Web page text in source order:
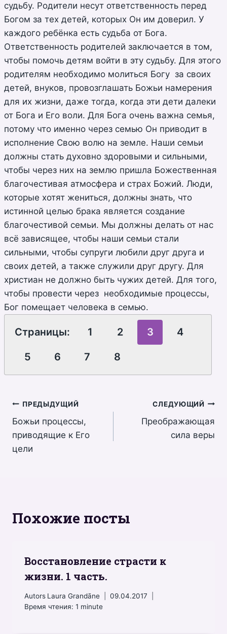
судьбу. Родители несут ответственность перед
Богом за тех детей, которых Он им доверил. У
каждого ребёнка есть судьба от Бога.
Ответственность родителей заключается в том,
чтобы помочь детям войти в эту судьбу. Для этого
родителям необходимо молиться Богу за своих
детей, внуков, провозглашать Божьи намерения
для их жизни, даже тогда, когда эти дети далеки
от Бога и Его воли. Для Бога очень важна семья,
потому что именно через семью Он приводит в
исполнение Свою волю на земле. Наши семьи
должны стать духовно здоровыми и сильными,
чтобы через них на землю пришла Божественная
благочестивая атмосфера и страх Божий. Люди,
которые хотят жениться, должны знать, что
истинной целью брака является создание
благочестивой семьи. Мы должны делать от нас
всё зависящее, чтобы наши семьи стали
сильными, чтобы супруги любили друг друга и
своих детей, а также служили друг другу. Для
христиан не должно быть чужих детей. Для того,
чтобы провести через необходимые процессы,
Бог помещает человека в семью.
Страницы: 1 2 3 4
5 6 7 8
Навигация
по
записям
ПРЕДЫДУЩИЙ
Божьи процессы,
приводящие к Его
цели
СЛЕДУЮЩИЙ
Преображающая
сила веры
Похожие посты
Восстановление страсти к
жизни. 1 часть.
Autors Laura Grandāne
09.04.2017
Время чтения: 1 minute